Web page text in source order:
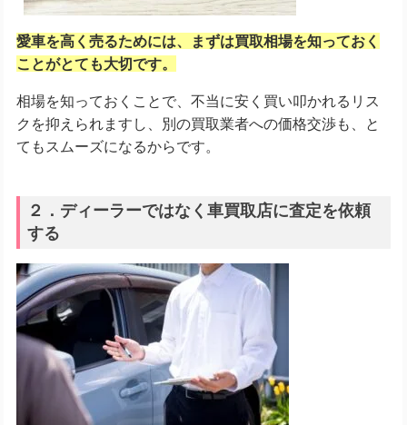
愛車を高く売るためには、まずは買取相場を知っておく
ことがとても大切です。
相場を知っておくことで、不当に安く買い叩かれるリス
クを抑えられますし、別の買取業者への価格交渉も、と
てもスムーズになるからです。
２．ディーラーではなく車買取店に査定を依頼
する